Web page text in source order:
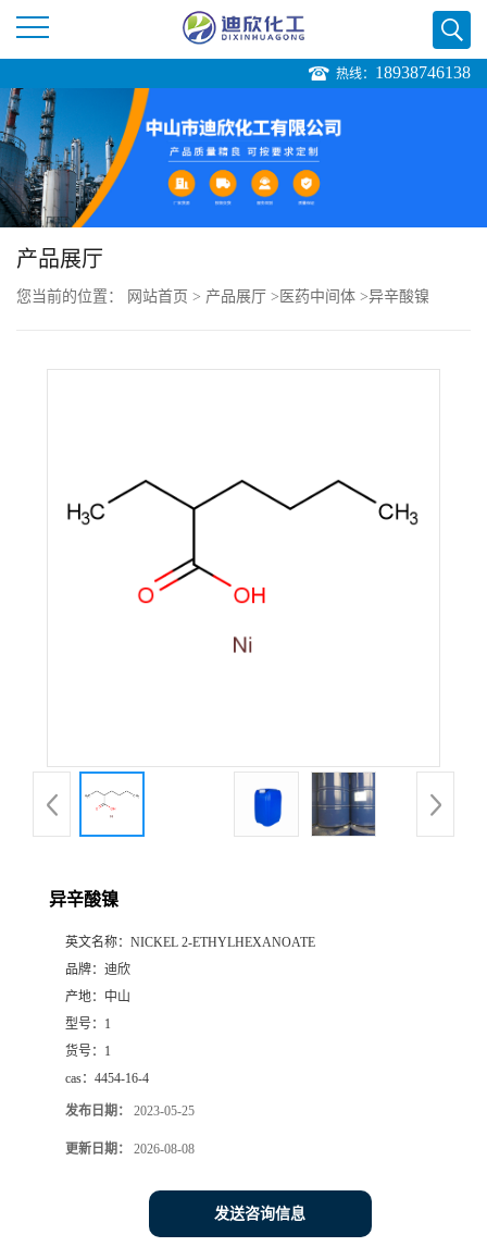
司
首
页
公
厅
热线： 18938746138
产品展厅
您当前的位置： 网站首页 > 产品展厅 > 医药中间体 >异辛酸镍
异辛酸镍
英文名称： NICKEL 2-ETHYLHEXANOATE
品牌： 迪欣
产地： 中山
型号： 1
货号： 1
cas： 4454-16-4
发布日期： 2023-05-25
更新日期： 2026-08-08
发送咨询信息